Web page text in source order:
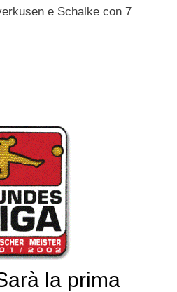
e Schalke con 7
la prima